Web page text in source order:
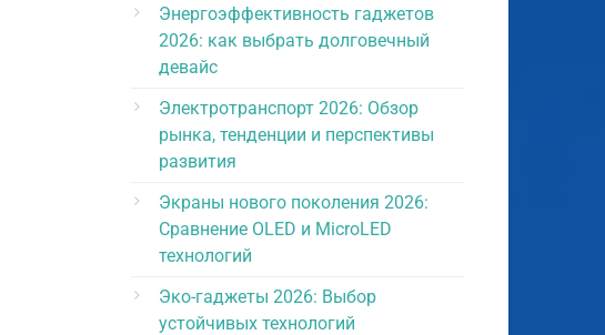
Энергоэффективность гаджетов
2026: как выбрать долговечный
девайс
Электротранспорт 2026: Обзор
рынка, тенденции и перспективы
развития
Экраны нового поколения 2026:
Сравнение OLED и MicroLED
технологий
Эко-гаджеты 2026: Выбор
устойчивых технологий